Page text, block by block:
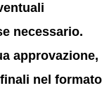
necessario.
approvazione,
nel formato